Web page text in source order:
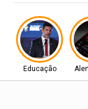
Educação